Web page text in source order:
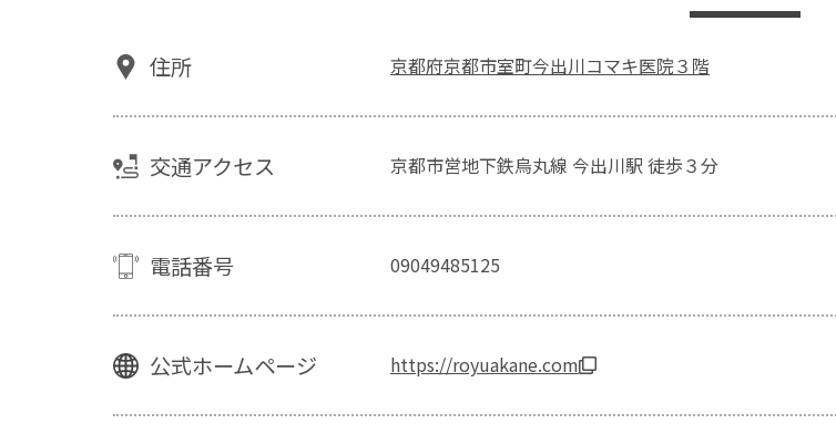
住所 京都府京都市室町今出川コマキ医院３階
交通アクセス 京都市営地下鉄烏丸線 今出川駅 徒歩３分
電話番号 09049485125
公式ホームページ https://royuakane.com